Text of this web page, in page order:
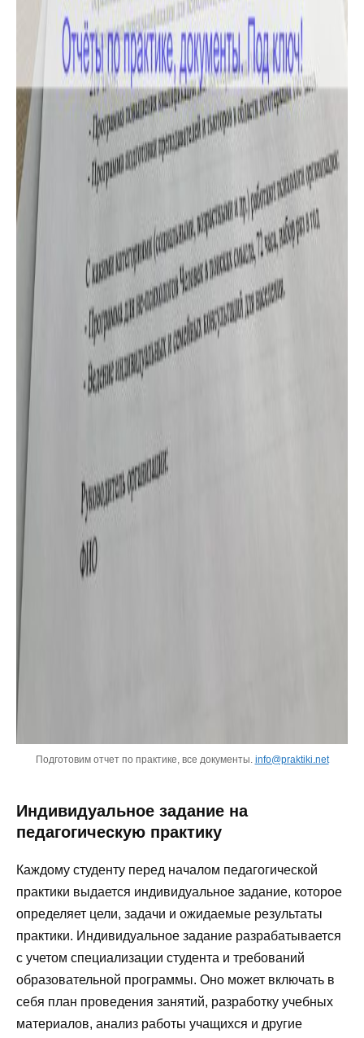
Подготовим отчет по практике, все документы. info@praktiki.net
Индивидуальное задание на
педагогическую практику
Каждому студенту перед началом педагогической
практики выдается индивидуальное задание, которое
определяет цели, задачи и ожидаемые результаты
практики. Индивидуальное задание разрабатывается
с учетом специализации студента и требований
образовательной программы. Оно может включать в
себя план проведения занятий, разработку учебных
материалов, анализ работы учащихся и другие